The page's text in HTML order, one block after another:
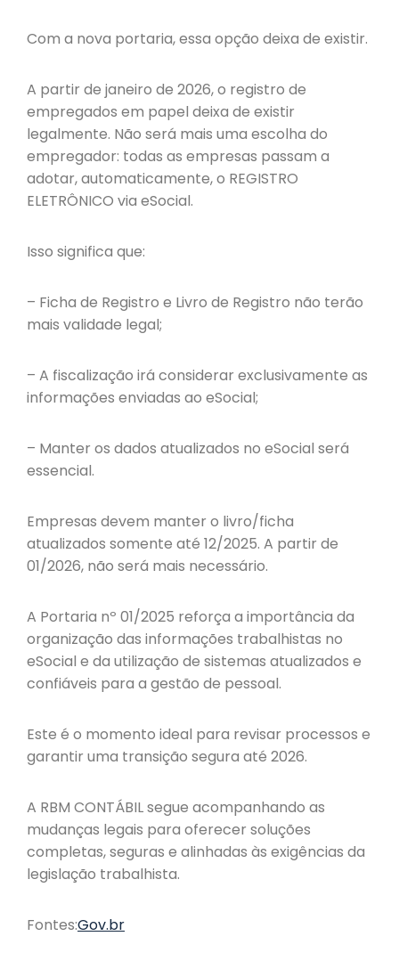
Com a nova portaria, essa opção deixa de existir.
A partir de janeiro de 2026, o registro de
empregados em papel deixa de existir
legalmente. Não será mais uma escolha do
empregador: todas as empresas passam a
adotar, automaticamente, o REGISTRO
ELETRÔNICO via eSocial.
Isso significa que:
– Ficha de Registro e Livro de Registro não terão
mais validade legal;
– A fiscalização irá considerar exclusivamente as
informações enviadas ao eSocial;
– Manter os dados atualizados no eSocial será
essencial.
Empresas devem manter o livro/ficha
atualizados somente até 12/2025. A partir de
01/2026, não será mais necessário.
A Portaria nº 01/2025 reforça a importância da
organização das informações trabalhistas no
eSocial e da utilização de sistemas atualizados e
confiáveis para a gestão de pessoal.
Este é o momento ideal para revisar processos e
garantir uma transição segura até 2026.
A RBM CONTÁBIL segue acompanhando as
mudanças legais para oferecer soluções
completas, seguras e alinhadas às exigências da
legislação trabalhista.
Fontes:Gov.br